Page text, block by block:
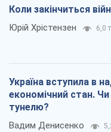
Коли закінчиться
Юрій Хрістензен 6,0
Україна вступила в
економічний стан. Чи
тунелю?
Вадим Денисенко